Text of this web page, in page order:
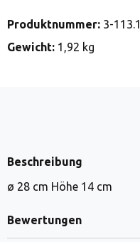
Produktnummer: 3-113.1
Gewicht: 1,92 kg
Beschreibung
ø 28 cm Höhe 14 cm
Bewertungen